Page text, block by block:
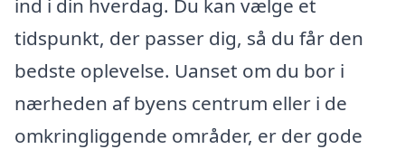
ind i din hverdag. Du kan vælge et
tidspunkt, der passer dig, så du får den
bedste oplevelse. Uanset om du bor i
nærheden af byens centrum eller i de
omkringliggende områder, er der gode